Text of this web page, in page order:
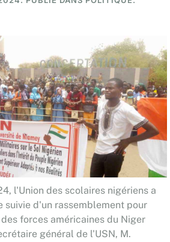
l'Union des scolaires nigériens a
suivie d'un rassemblement pour
forces américaines du Niger
général de l'USN, M.